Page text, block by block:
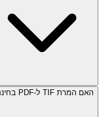
האם המרת TIF ל-PDF בחינם?